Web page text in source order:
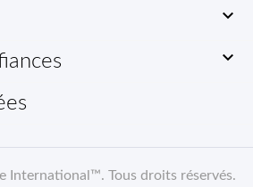


International ™. Tous droits réservés.